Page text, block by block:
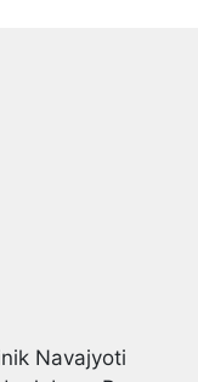
Navajyoti